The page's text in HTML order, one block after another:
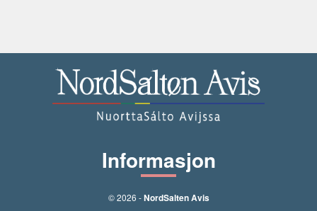
Informasjon
© 2026 -NordSalten Avis